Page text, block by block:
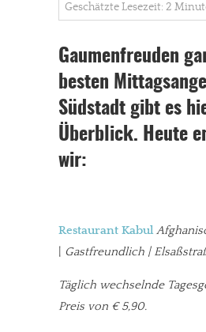
Geschätzte Lesezeit: 2
Gaumenfreuden
besten
Südstadt gibt es
Überblick. Heute
wir:
Restaurant Kabul
Gastfreundlich |
Täglich wechselnde
Preis von € 5,90.